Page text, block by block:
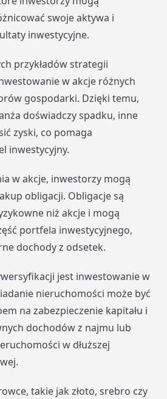
swoje aktywa i
inwestycyjne.
przykładów strategii
w akcje różnych
gospodarki. Dzięki temu,
doświadczy spadku, inne
zyski, co pomaga
inwestycyjny.
w akcje, inwestorzy mogą
obligacji. Obligacje są
niż akcje i mogą
portfela inwestycyjnego,
dochody z odsetek.
jest inwestowanie w
nieruchomości może być
na zabezpieczenie kapitału i
dochodów z najmu lub
w dłuższej
takie jak złoto, srebro czy